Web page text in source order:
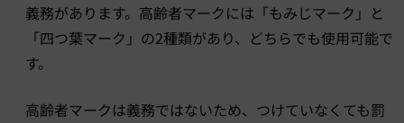
義務があります。高齢者マークには「もみじマーク」と
「四つ葉マーク」の2種類があり、どちらでも使用可能で
す。
高齢者マークは義務ではないため、つけていなくても罰